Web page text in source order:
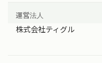
運営法人
株式会社ティグル